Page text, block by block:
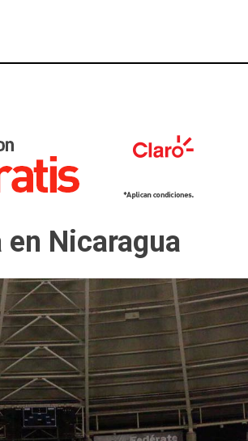
Nicaragua